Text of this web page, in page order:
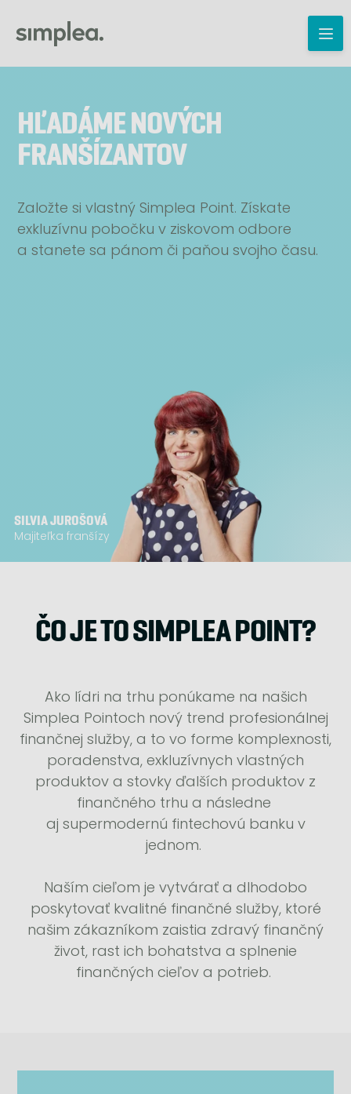
HĽADÁME NOVÝCH
FRANŠÍZANTOV
Založte si vlastný Simplea Point. Získate
exkluzívnu pobočku v ziskovom odbore
a stanete sa pánom či paňou svojho času.
SILVIA JUROŠOVÁ
Majiteľka franšízy
ČO JE TO SIMPLEA POINT?
Ako lídri na trhu ponúkame na našich
Simplea Pointoch nový trend profesionálnej
finančnej služby, a to vo forme komplexnosti,
poradenstva, exkluzívnych vlastných
produktov a stovky ďalších produktov z
finančného trhu a následne
aj supermodernú fintechovú banku v
jednom.
Naším cieľom je vytvárať a dlhodobo
poskytovať kvalitné finančné služby, ktoré
našim zákazníkom zaistia zdravý finančný
život, rast ich bohatstva a splnenie
finančných cieľov a potrieb.